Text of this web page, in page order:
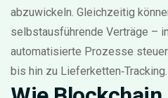
abzuwickeln. Gleichzeitig
selbstausführende Verträge –
automatisierte Prozesse
bis hin zu Lieferketten‑Tracking.